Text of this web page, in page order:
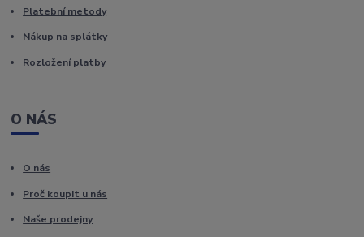
Platební metody
Nákup na splátky
Rozložení platby
O NÁS
O nás
Proč koupit u nás
Naše prodejny